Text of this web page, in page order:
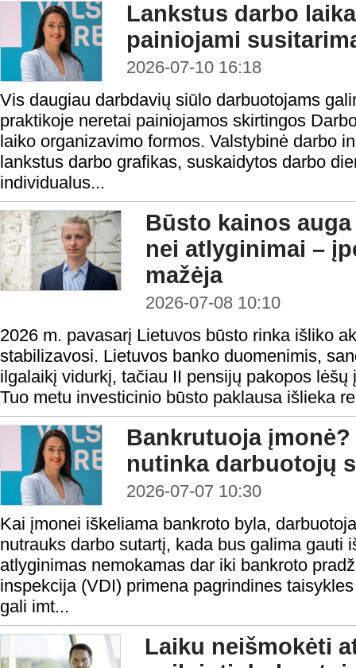
Lankstus darbo
painiojami
2026-07-10 16:18
Vis daugiau darbdavių siūlo darbuotojams
praktikoje neretai painiojamos skirtingos
laiko organizavimo formos. Valstybinė darbo
lankstus darbo grafikas, suskaidytos darbo
individualus...
Būsto kainos
nei atlyginimai –
mažėja
2026-07-08 10:10
2026 m. pavasarį Lietuvos būsto rinka išliko
stabilizavosi. Lietuvos banko duomenimis,
ilgalaikį vidurkį, tačiau II pensijų pakopos
Tuo metu investicinio būsto paklausa išlieka
Bankrutuoja
nutinka darbuotojų
2026-07-07 10:30
Kai įmonei iškeliama bankroto byla,
nutrauks darbo sutartį, kada bus galima gauti
atlyginimas nemokamas dar iki bankroto
inspekcija (VDI) primena pagrindines
gali imt...
Laiku neišmokėti